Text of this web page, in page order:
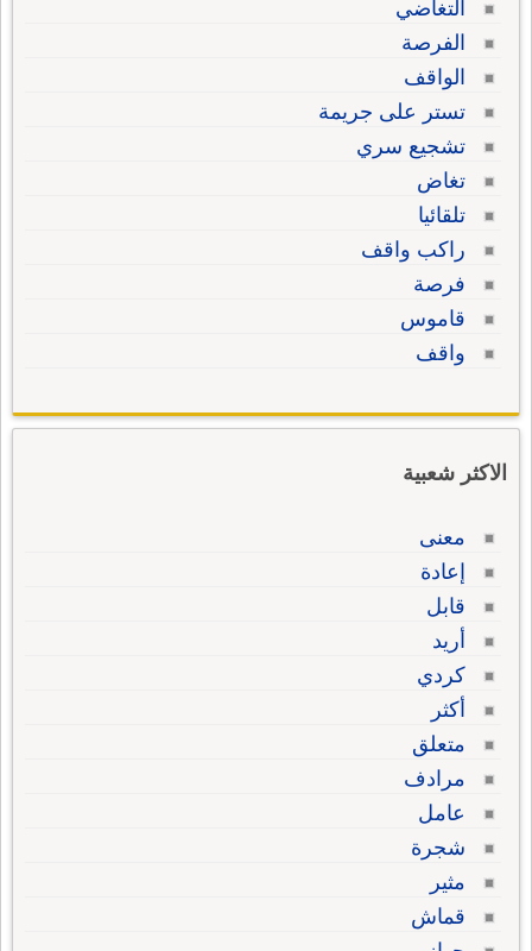
التغاضي
الفرصة
الواقف
تستر على جريمة
تشجيع سري
تغاض
تلقائيا
راكب واقف
فرصة
قاموس
واقف
الاكثر شعبية
معنى
إعادة
قابل
أريد
كردي
أكثر
متعلق
مرادف
عامل
شجرة
مثير
قماش